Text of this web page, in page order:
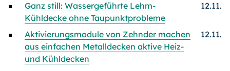
Ganz still: Wassergeführte Lehm-
Kühldecke ohne Taupunktprobleme
12.11.
Aktivierungsmodule von Zehnder machen
aus einfachen Metalldecken aktive Heiz-
und Kühldecken
12.11.